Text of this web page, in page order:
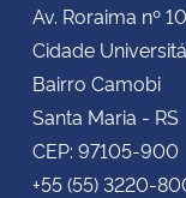
Av. Roraima nº
Cidade
Bairro Camobi
Santa Maria - RS
CEP: 97105-900
+55 (55) 3220-